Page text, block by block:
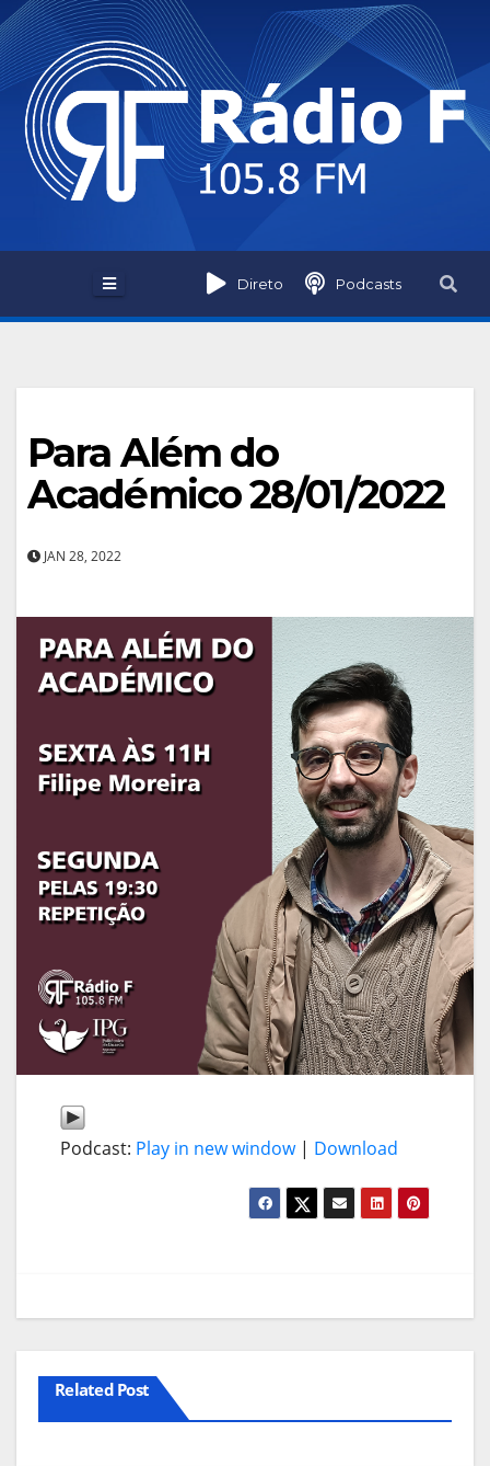
Skip
to
content
Direto Podcasts
Para Além do
Académico 28/01/2022
JAN 28, 2022
Podcast: Play in new window| Download
Related Post